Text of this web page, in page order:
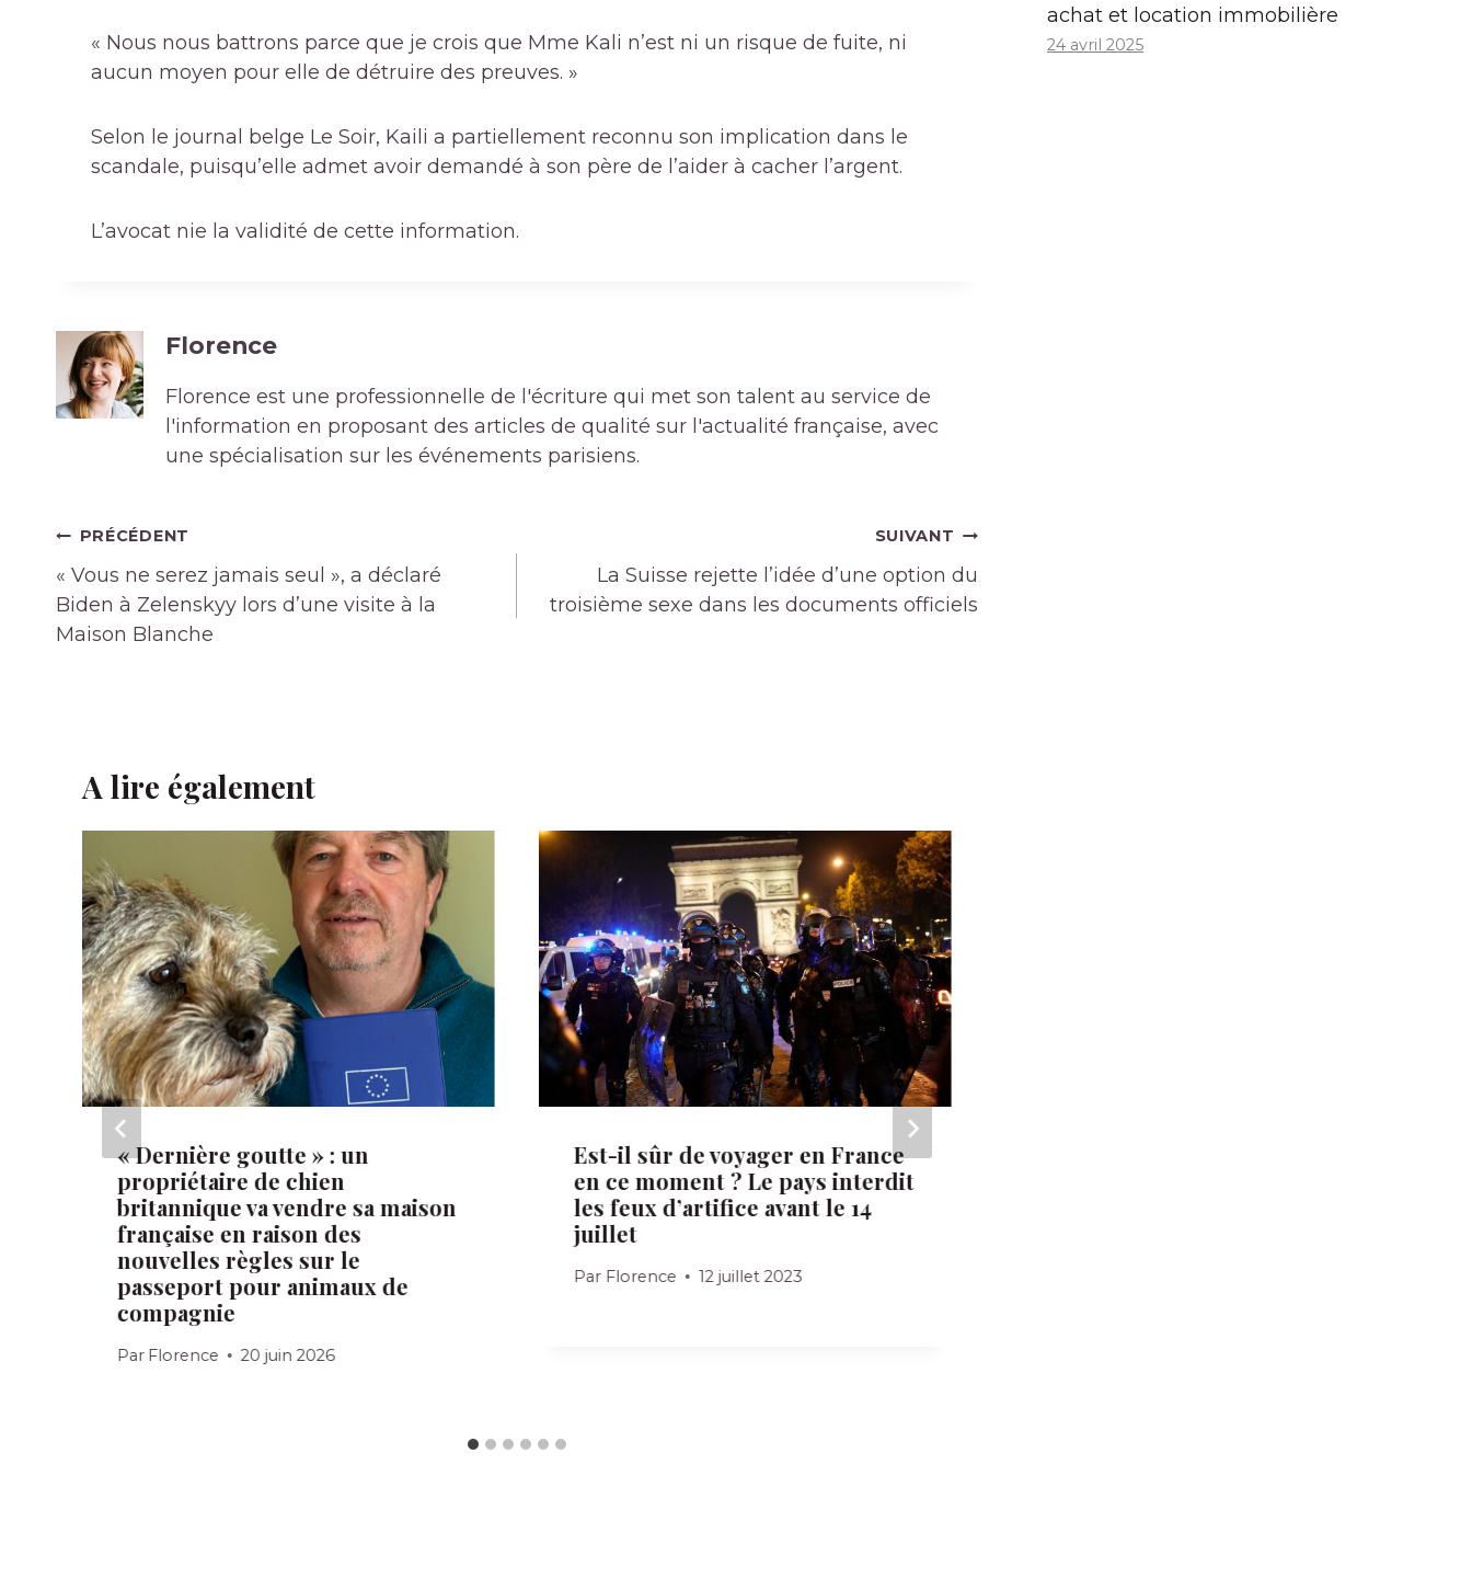
« Nous nous battrons parce que je crois que Mme Kali n’est ni un risque de fuite, ni
aucun moyen pour elle de détruire des preuves. »
Selon le journal belge Le Soir, Kaili a partiellement reconnu son implication dans le
scandale, puisqu’elle admet avoir demandé à son père de l’aider à cacher l’argent.
L’avocat nie la validité de cette information.
Florence
Florence est une professionnelle de l'écriture qui met son talent au service de
l'information en proposant des articles de qualité sur l'actualité française, avec
une spécialisation sur les événements parisiens.
Navigation
de
l’article
PRÉCÉDENT
« Vous ne serez jamais seul », a déclaré
Biden à Zelenskyy lors d’une visite à la
Maison Blanche
SUIVANT
La Suisse rejette l’idée d’une option du
troisième sexe dans les documents officiels
A lire également
« Dernière goutte » : un
propriétaire de chien
britannique va vendre sa maison
française en raison des
nouvelles règles sur le
passeport pour animaux de
compagnie
Par Florence 20 juin 2026
Est-il sûr de voyager en France
en ce moment ? Le pays interdit
les feux d’artifice avant le 14
juillet
Par Florence 12 juillet 2023
achat et location immobilière
24 avril 2025